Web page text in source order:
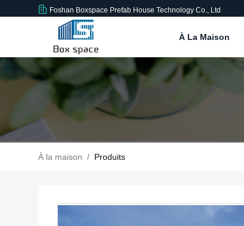
Foshan Boxspace Prefab House Technology Co., Ltd
À La Maison
À la maison / Produits